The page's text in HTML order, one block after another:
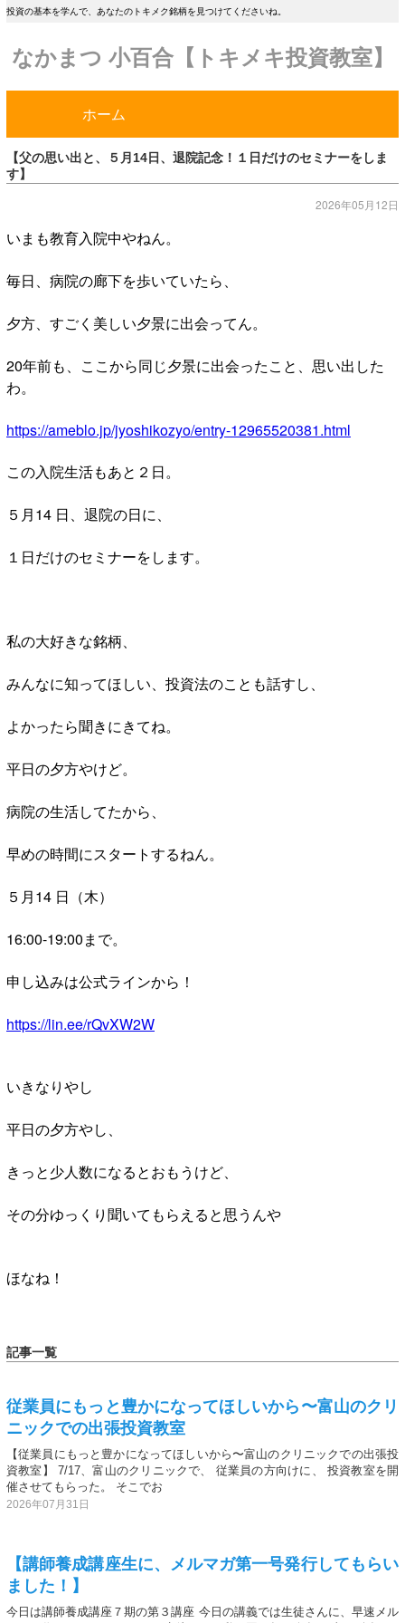
投資の基本を学んで、あなたのトキメク銘柄を見つけてくださいね。
なかまつ 小百合【トキメキ投資教室】
ホーム
【父の思い出と、５月14日、退院記念！１日だけのセミナーをしま
す】
2026年05月12日
いまも教育入院中やねん。
毎日、病院の廊下を歩いていたら、
夕方、すごく美しい夕景に出会ってん。
20年前も、ここから同じ夕景に出会ったこと、思い出した
わ。
https://ameblo.jp/jyoshikozyo/entry-12965520381.html
この入院生活もあと２日。
５月14 日、退院の日に、
１日だけのセミナーをします。
私の大好きな銘柄、
みんなに知ってほしい、投資法のことも話すし、
よかったら聞きにきてね。
平日の夕方やけど。
病院の生活してたから、
早めの時間にスタートするねん。
５月14 日（木）
16:00-19:00まで。
申し込みは公式ラインから！
https://lin.ee/rQvXW2W
いきなりやし
平日の夕方やし、
きっと少人数になるとおもうけど、
その分ゆっくり聞いてもらえると思うんや
ほなね！
記事一覧
従業員にもっと豊かになってほしいから〜富山のクリ
ニックでの出張投資教室
【従業員にもっと豊かになってほしいから〜富山のクリニックでの出張投
資教室】 7/17、富山のクリニックで、 従業員の方向けに、 投資教室を開
催させてもらった。 そこでお
2026年07月31日
【講師養成講座生に、メルマガ第一号発行してもらい
ました！】
今日は講師養成講座７期の第３講座 今日の講義では生徒さんに、早速メル